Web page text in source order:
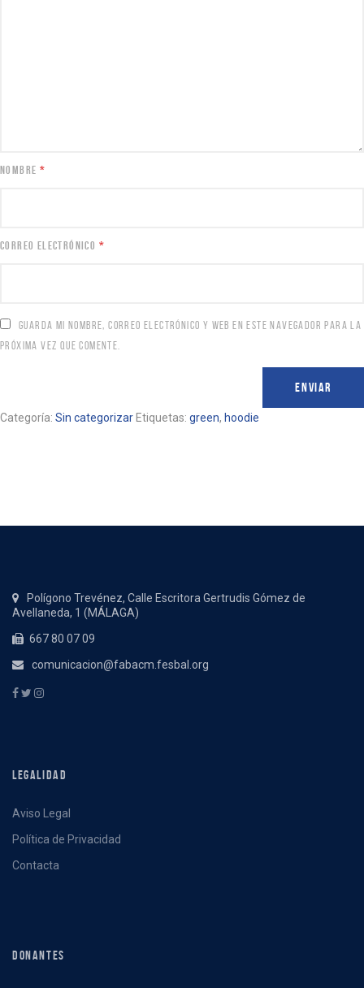
NOMBRE *
CORREO ELECTRÓNICO *
GUARDA MI NOMBRE, CORREO ELECTRÓNICO Y WEB EN ESTE NAVEGADOR PARA LA
PRÓXIMA VEZ QUE COMENTE.
Categoría: Sin categorizarEtiquetas: green, hoodie
Polígono Trevénez, Calle Escritora Gertrudis Gómez de
Avellaneda, 1 (MÁLAGA)
667 80 07 09
comunicacion@fabacm.fesbal.org
LEGALIDAD
Aviso Legal
Política de Privacidad
Contacta
DONANTES